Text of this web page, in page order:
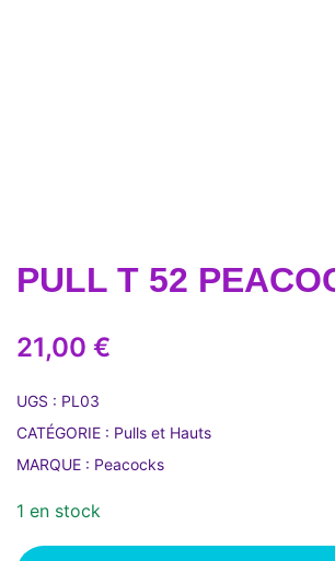
PULL T 52
21,00 €
UGS : PL03
CATÉGORIE : Pulls et Hauts
MARQUE : Peacocks
1 en stock